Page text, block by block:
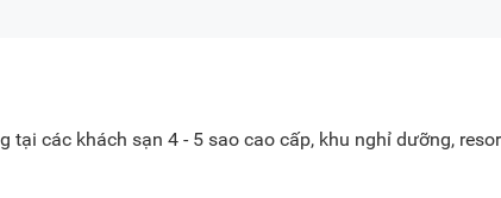
tại các khách sạn 4 - 5 sao cao cấp, khu nghỉ dưỡng,